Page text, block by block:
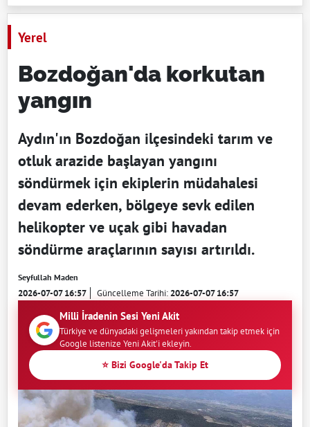
Yerel
Bozdoğan'da korkutan
yangın
Aydın'ın Bozdoğan ilçesindeki tarım ve
otluk arazide başlayan yangını
söndürmek için ekiplerin müdahalesi
devam ederken, bölgeye sevk edilen
helikopter ve uçak gibi havadan
söndürme araçlarının sayısı artırıldı.
Seyfullah Maden
2026-07-07 16:57 Güncelleme Tarihi:2026-07-07 16:57
Milli İradenin Sesi Yeni Akit
Türkiye ve dünyadaki gelişmeleri yakından takip etmek için
Google listenize Yeni Akit'i ekleyin.
⭐ Bizi Google'da Takip Et